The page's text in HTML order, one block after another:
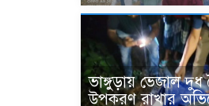
ভাঙ্গুড়ায় ভেজাল দুধ
উপকরণ রাখার